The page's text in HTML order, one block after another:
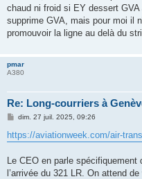
chaud ni froid si EY dessert
supprime GVA, mais pour moi il
promouvoir la ligne au delà du
pmar
A380
Re: Long-courriers à
M
s
s
g
e
dim. 27 juil. 2025, 09:26
https://aviationweek.com/air-
Le CEO en parle
l’arrivée du 321 LR. On attend